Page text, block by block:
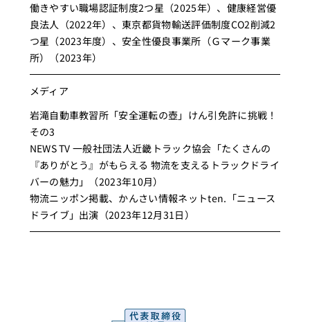
働きやすい職場認証制度2つ星（2025年）、健康経営優
良法人（2022年）、東京都貨物輸送評価制度CO2削減2
つ星（2023年度）、安全性優良事業所（Ｇマーク事業
所）（2023年）
メディア
岩滝自動車教習所「安全運転の壺」けん引免許に挑戦！
その3
NEWS TV 一般社団法人近畿トラック協会「たくさんの
『ありがとう』がもらえる 物流を支えるトラックドライ
バーの魅力」（2023年10月）
物流ニッポン掲載、かんさい情報ネットten.「ニュース
ドライブ」出演（2023年12月31日）